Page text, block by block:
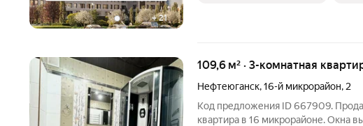
+21
109,6 м² · 3-комнатная
Нефтеюганск,16-й микрорайон, 2
Код предложения ID 667909.
квартира в 16 микрорайоне. Окна